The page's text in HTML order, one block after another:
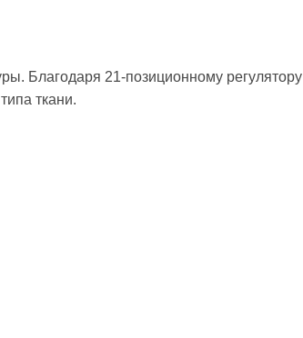
Благодаря 21-позиционному регулятору
ткани.